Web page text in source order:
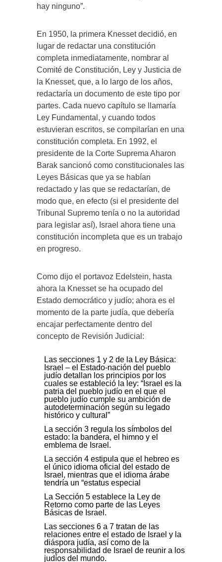
hay ninguno”.
En 1950, la primera Knesset decidió, en
lugar de redactar una constitución
completa inmediatamente, nombrar al
Comité de Constitución, Ley y Justicia de
la Knesset, que, a lo largo de los años,
redactaría un documento de este tipo por
partes. Cada nuevo capítulo se llamaría
Ley Fundamental, y cuando todos
estuvieran escritos, se compilarían en una
constitución completa. En 1992, el
presidente de la Corte Suprema Aharon
Barak sancionó como constitucionales las
Leyes Básicas que ya se habían
redactado y las que se redactarían, de
modo que, en efecto (si el presidente del
Tribunal Supremo tenía o no la autoridad
para legislar así), Israel ahora tiene una
constitución incompleta que es un trabajo
en progreso.
Como dijo el portavoz Edelstein, hasta
ahora la Knesset se ha ocupado del
Estado democrático y judío; ahora es el
momento de la parte judía, que debería
encajar perfectamente dentro del
concepto de Revisión Judicial:
Las secciones 1 y 2 de la Ley Básica:
Israel – el Estado-nación del pueblo
judío detallan los principios por los
cuales se estableció la ley: “Israel es la
patria del pueblo judío en el que el
pueblo judío cumple su ambición de
autodeterminación según su legado
histórico y cultural”
La sección 3 regula los símbolos del
estado: la bandera, el himno y el
emblema de Israel.
La sección 4 estipula que el hebreo es
el único idioma oficial del estado de
Israel, mientras que el idioma árabe
tendría un “estatus especial
La Sección 5 establece la Ley de
Retorno como parte de las Leyes
Básicas de Israel.
Las secciones 6 a 7 tratan de las
relaciones entre el estado de Israel y la
diáspora judía, así como de la
responsabilidad de Israel de reunir a los
judíos del mundo.